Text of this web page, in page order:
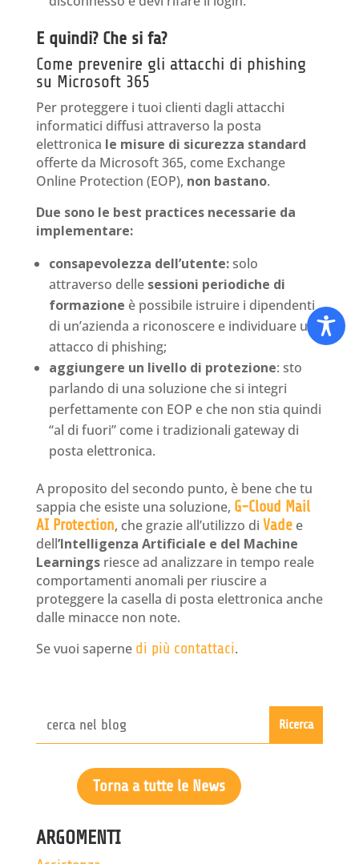
E quindi? Che si fa?
Come prevenire gli attacchi di phishing
su Microsoft 365
Per proteggere i tuoi clienti dagli attacchi
informatici diffusi attraverso la posta
elettronica le misure di sicurezza standard
offerte da Microsoft 365, come Exchange
Online Protection (EOP), non bastano.
Due sono le best practices necessarie da
implementare:
consapevolezza dell’utente:solo
attraverso delle sessioni periodiche di
formazione è possibile istruire i dipendenti
di un’azienda a riconoscere e individuare un
attacco di phishing;
aggiungere un livello di protezione: sto
parlando di una soluzione che si integri
perfettamente con EOP e che non stia quindi
“al di fuori” come i tradizionali gateway di
posta elettronica.
A proposito del secondo punto, è bene che tu
sappia che esiste una soluzione, G-Cloud Mail
AI Protection, che grazie all’utilizzo di Vadee
dell’Intelligenza Artificiale e del Machine
Learningsriesce ad analizzare in tempo reale
comportamenti anomali per riuscire a
proteggere la casella di posta elettronica anche
dalle minacce non note.
Se vuoi saperne di più contattaci.
Torna a tutte le News
ARGOMENTI